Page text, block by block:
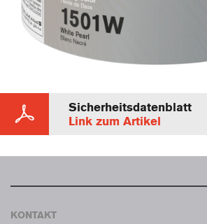
Sicherheitsdatenblatt
Link zum Artikel
KONTAKT